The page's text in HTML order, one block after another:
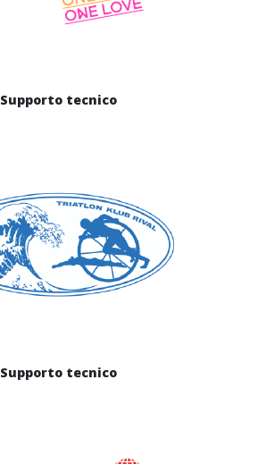
Supporto tecnico
Supporto tecnico